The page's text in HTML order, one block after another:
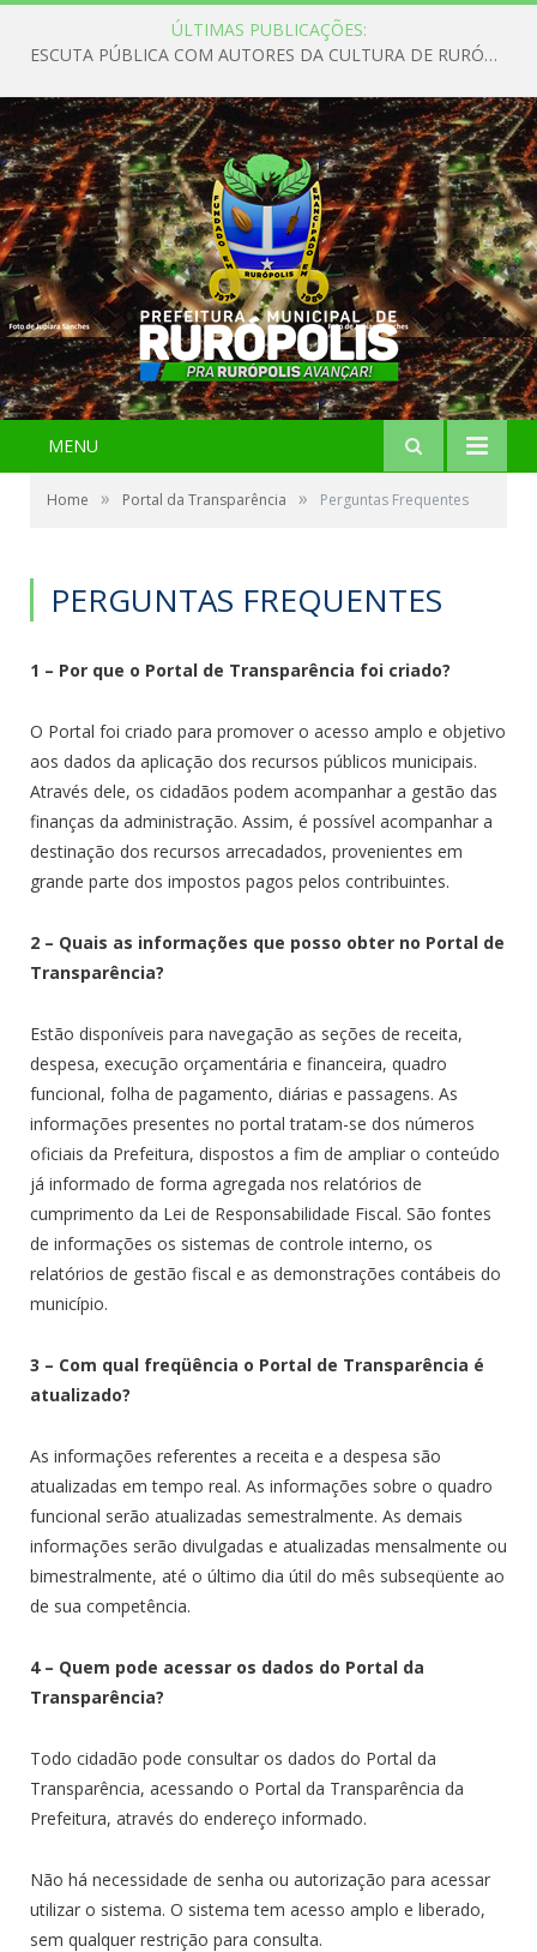
ÚLTIMAS PUBLICAÇÕES:
ESCUTA PÚBLICA COM AUTORES DA CULTURA DE RURÓPOLIS
MENU
Home » Portal da Transparência » Perguntas Frequentes
PERGUNTAS FREQUENTES
1 – Por que o Portal de Transparência foi criado?
O Portal foi criado para promover o acesso amplo e objetivo
aos dados da aplicação dos recursos públicos municipais.
Através dele, os cidadãos podem acompanhar a gestão das
finanças da administração. Assim, é possível acompanhar a
destinação dos recursos arrecadados, provenientes em
grande parte dos impostos pagos pelos contribuintes.
2 – Quais as informações que posso obter no Portal de
Transparência?
Estão disponíveis para navegação as seções de receita,
despesa, execução orçamentária e financeira, quadro
funcional, folha de pagamento, diárias e passagens. As
informações presentes no portal tratam-se dos números
oficiais da Prefeitura, dispostos a fim de ampliar o conteúdo
já informado de forma agregada nos relatórios de
cumprimento da Lei de Responsabilidade Fiscal. São fontes
de informações os sistemas de controle interno, os
relatórios de gestão fiscal e as demonstrações contábeis do
município.
3 – Com qual freqüência o Portal de Transparência é
atualizado?
As informações referentes a receita e a despesa são
atualizadas em tempo real. As informações sobre o quadro
funcional serão atualizadas semestralmente. As demais
informações serão divulgadas e atualizadas mensalmente ou
bimestralmente, até o último dia útil do mês subseqüente ao
de sua competência.
4 – Quem pode acessar os dados do Portal da
Transparência?
Todo cidadão pode consultar os dados do Portal da
Transparência, acessando o Portal da Transparência da
Prefeitura, através do endereço informado.
Não há necessidade de senha ou autorização para acessar
utilizar o sistema. O sistema tem acesso amplo e liberado,
sem qualquer restrição para consulta.